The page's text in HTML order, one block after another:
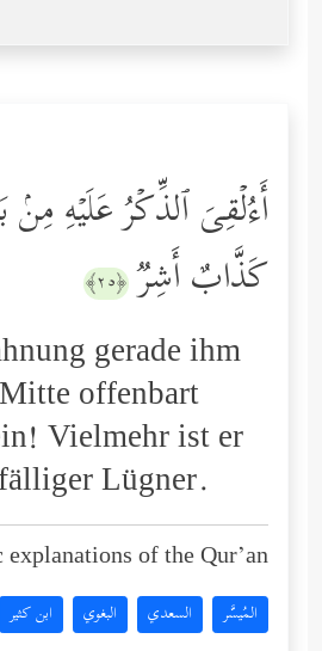
أَءُلۡقِیَ ٱلذِّكۡرُ عَلَیۡهِ مِنۢ
كَذَّابٌ أَشِرࣱ ﴿٢٥﴾
gerade ihm
offenbart
Vielmehr ist er
Lügner.
of the Qur’an:
المُيسَّر السعدي البغوي ابن كثير